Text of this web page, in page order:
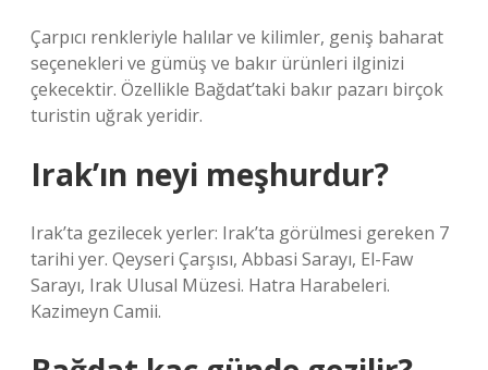
Çarpıcı renkleriyle halılar ve kilimler, geniş baharat
seçenekleri ve gümüş ve bakır ürünleri ilginizi
çekecektir. Özellikle Bağdat’taki bakır pazarı birçok
turistin uğrak yeridir.
Irak’ın neyi meşhurdur?
Irak’ta gezilecek yerler: Irak’ta görülmesi gereken 7
tarihi yer. Qeyseri Çarşısı, Abbasi Sarayı, El-Faw
Sarayı, Irak Ulusal Müzesi. Hatra Harabeleri.
Kazimeyn Camii.